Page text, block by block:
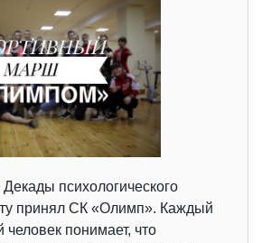
психологического
принял СК «Олимп». Каждый
понимает, что